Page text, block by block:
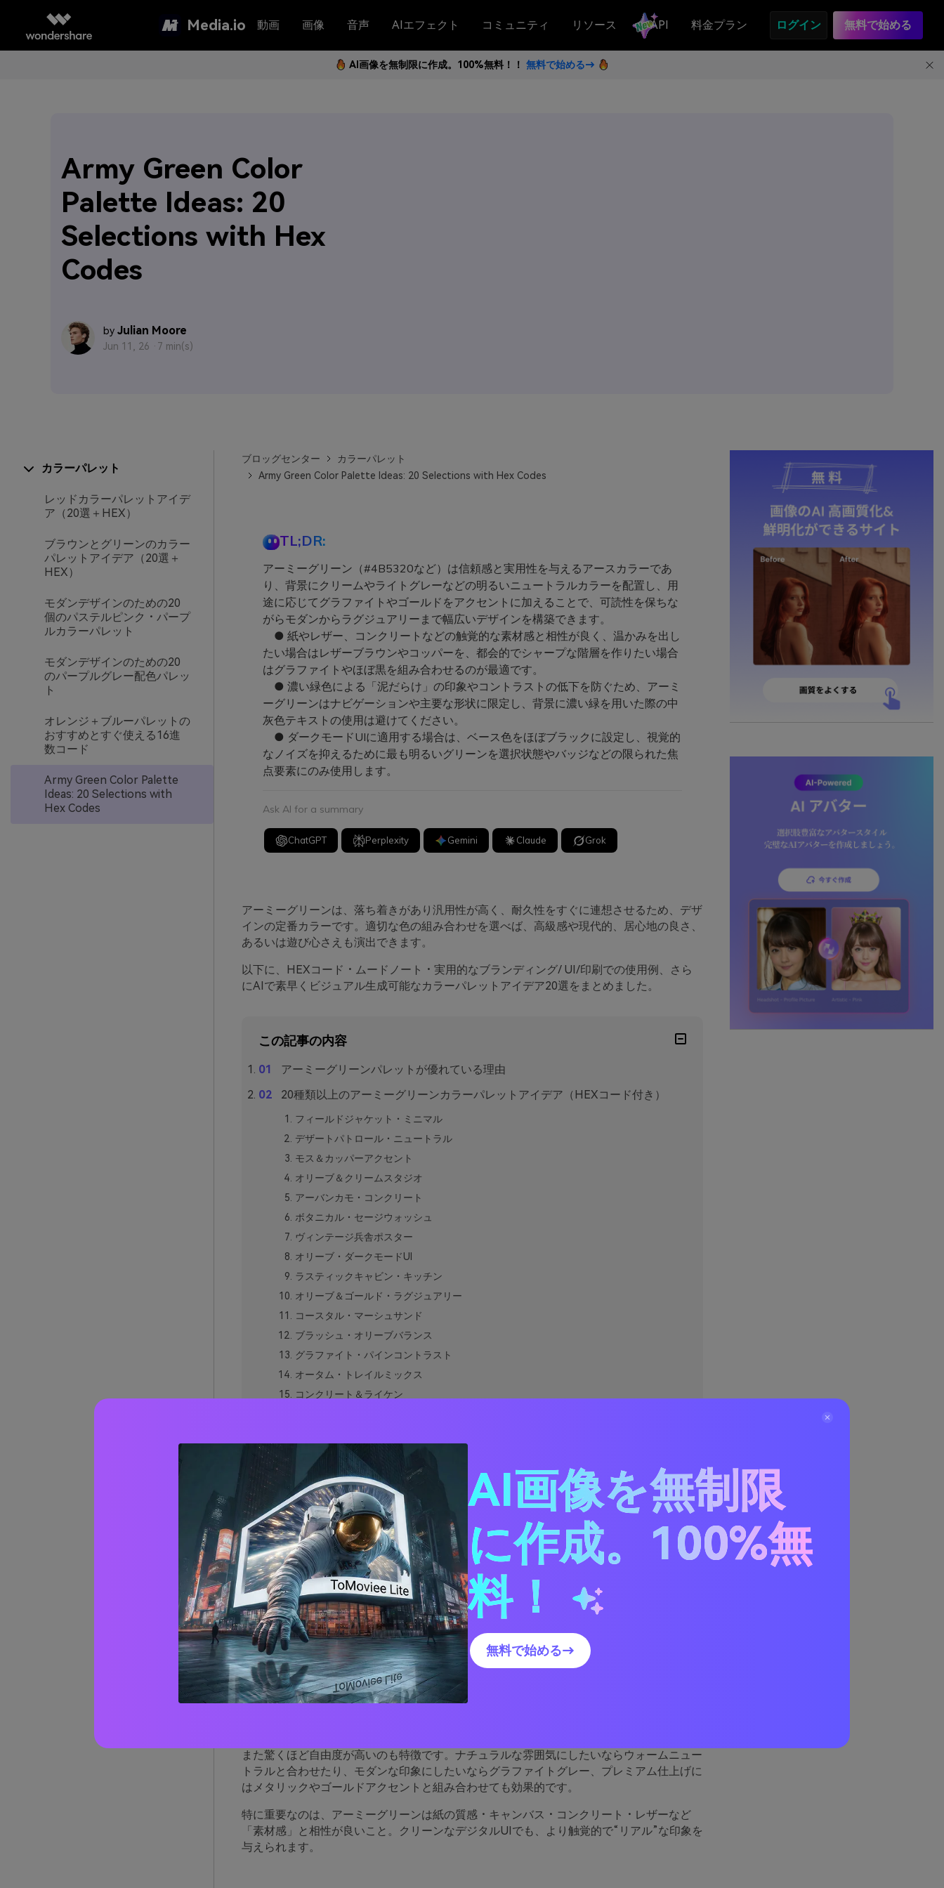
Media.io 動画 画像 音声 AIエフェクト コミュニティ リソース API 料金プラン ログイン 無料で始める
AI画像を無制限に作成。100%無料！！ 無料で始める→
Army Green Color
Palette Ideas: 20
Selections with Hex
Codes
by Julian Moore
Jun 11, 26 · 7 min(s)
カラーパレット
レッドカラーパレットアイデ
ア（20選＋HEX）
ブラウンとグリーンのカラー
パレットアイデア（20選＋
HEX）
モダンデザインのための20
個のパステルピンク・パープ
ルカラーパレット
モダンデザインのための20
のパープルグレー配色パレッ
ト
オレンジ＋ブルーパレットの
おすすめとすぐ使える16進
数コード
Army Green Color Palette
Ideas: 20 Selections with
Hex Codes
ブロッグセンター
カラーパレット
Army Green Color Palette Ideas: 20 Selections with Hex Codes
TL;DR:
アーミーグリーン（#4B5320など）は信頼感と実用性を与えるアースカラーであ
り、背景にクリームやライトグレーなどの明るいニュートラルカラーを配置し、用
途に応じてグラファイトやゴールドをアクセントに加えることで、可読性を保ちな
がらモダンからラグジュアリーまで幅広いデザインを構築できます。
● 紙やレザー、コンクリートなどの触覚的な素材感と相性が良く、温かみを出し
たい場合はレザーブラウンやコッパーを、都会的でシャープな階層を作りたい場合
はグラファイトやほぼ黒を組み合わせるのが最適です。
● 濃い緑色による「泥だらけ」の印象やコントラストの低下を防ぐため、アーミ
ーグリーンはナビゲーションや主要な形状に限定し、背景に濃い緑を用いた際の中
灰色テキストの使用は避けてください。
● ダークモードUIに適用する場合は、ベース色をほぼブラックに設定し、視覚的
なノイズを抑えるために最も明るいグリーンを選択状態やバッジなどの限られた焦
点要素にのみ使用します。
Ask AI for a summary
ChatGPT Perplexity Gemini Claude Grok
アーミーグリーンは、落ち着きがあり汎用性が高く、耐久性をすぐに連想させるため、デザ
インの定番カラーです。適切な色の組み合わせを選べば、高級感や現代的、居心地の良さ、
あるいは遊び心さえも演出できます。
以下に、HEXコード・ムードノート・実用的なブランディング/ UI/印刷での使用例、さら
にAIで素早くビジュアル生成可能なカラーパレットアイデア20選をまとめました。
この記事の内容
アーミーグリーンパレットが優れている理由
20種類以上のアーミーグリーンカラーパレットアイデア（HEXコード付き）
フィールドジャケット・ミニマル
デザートパトロール・ニュートラル
モス＆カッパーアクセント
オリーブ＆クリームスタジオ
アーバンカモ・コンクリート
ボタニカル・セージウォッシュ
ヴィンテージ兵舎ポスター
オリーブ・ダークモードUI
ラスティックキャビン・キッチン
オリーブ＆ゴールド・ラグジュアリー
コースタル・マーシュサンド
ブラッシュ・オリーブバランス
グラファイト・パインコントラスト
オータム・トレイルミックス
コンクリート＆ライケン
オリーブ・ウェディング・ミニマル
アドベンチャーマップ・キッズ
ネイチャーフィーチャー・エディトリアル
アーミーグリーンと相性の良い色は？
実際のデザインでアーミーグリーンカラーパレットを使う方法
AIでアーミーグリーンパレットのビジュアルを作成
アーミーグリーンパレットが優れてい
る理由
また驚くほど自由度が高いのも特徴です。ナチュラルな雰囲気にしたいならウォームニュー
トラルと合わせたり、モダンな印象にしたいならグラファイトグレー、プレミアム仕上げに
はメタリックやゴールドアクセントと組み合わせても効果的です。
特に重要なのは、アーミーグリーンは紙の質感・キャンバス・コンクリート・レザーなど
「素材感」と相性が良いこと。クリーンなデジタルUIでも、より触覚的で“リアル”な印象を
与えられます。
AI画像を無制限
に作成。100%無
料！
無料で始める→